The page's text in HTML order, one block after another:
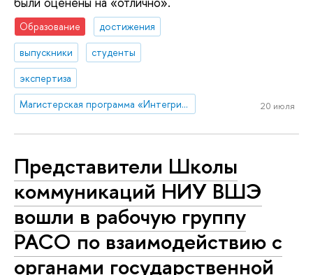
Образование
достижения
выпускники
студенты
экспертиза
Магистерская программа «Интегрированные коммуникации»
20 июля
Представители Школы
коммуникаций НИУ ВШЭ
вошли в рабочую группу
РАСО по взаимодействию с
органами государственной